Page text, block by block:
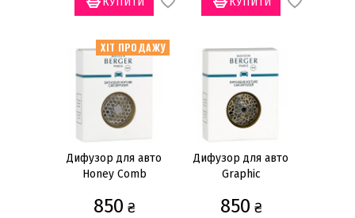
Палички для дифузорів
Показати все
Основа набору
Дифузор (2)
Ціна
— грн
ХІТ ПРОДАЖУ
Дифузор для авто
Honey Comb
850 ₴
Дифузор для авто
Graphic
850 ₴